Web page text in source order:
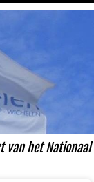
van het Nationaal